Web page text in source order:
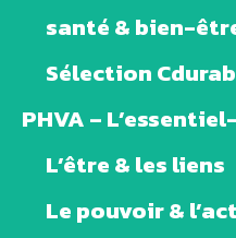
santé & bien-
Sélection
PHVA –
L’être & les liens
Le pouvoir &